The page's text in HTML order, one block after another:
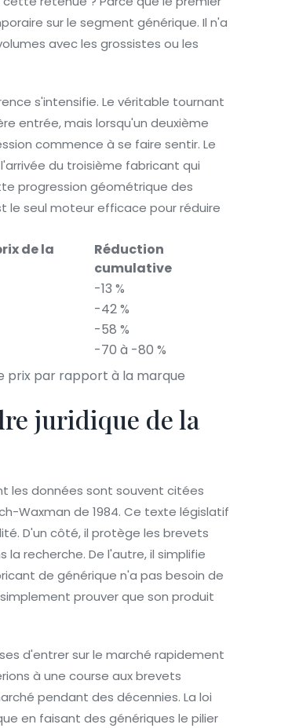
sur le segment générique. Il n'a
avec les grossistes ou les
s'intensifie. Le véritable tournant
entrée, mais lorsqu'un deuxième
commence à se faire sentir. Le
du troisième fabricant qui
progression géométrique des
le seul moteur efficace pour réduire
prix par rapport à la marque
de la
Réduction
cumulative
-13 %
-42 %
-58 %
-70 à -80 %
juridique de la
les données sont souvent citées
Waxman de 1984. Ce texte législatif
D'un côté, il protège les brevets
la recherche. De l'autre, il simplifie
de générique n'a pas besoin de
prouver que son produit
d'entrer sur le marché rapidement
à une course aux brevets
pendant des décennies. La loi
en faisant des génériques le pilier